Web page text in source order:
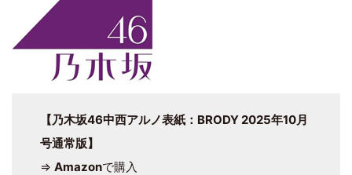
【乃木坂46中西アルノ表紙：BRODY 2025年10月
号通常版】
⇒ Amazonで購入